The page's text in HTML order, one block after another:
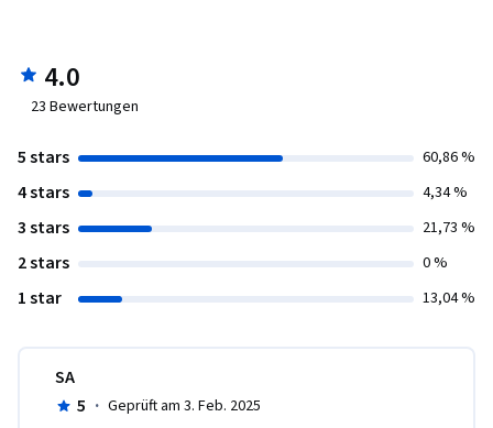
4.0
23 Bewertungen
5 stars 60,86 %
4 stars 4,34 %
3 stars 21,73 %
2 stars 0 %
1 star 13,04 %
SA
5 · Geprüft am 3. Feb. 2025